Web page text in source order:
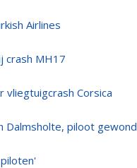
Airlines
crash MH17
vliegtuigcrash Corsica
Dalmsholte, piloot gewond